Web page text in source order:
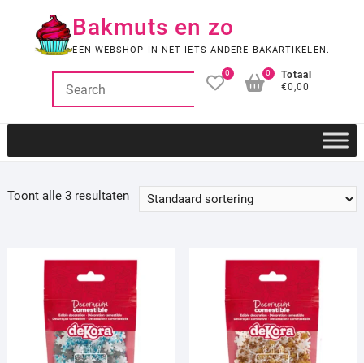
Bakmuts en zo
EEN WEBSHOP IN NET IETS ANDERE BAKARTIKELEN.
0
Totaal
€0,00
0
Toont alle 3 resultaten